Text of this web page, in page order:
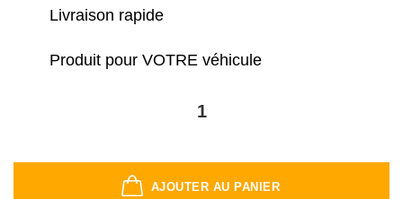
Livraison rapide
Produit pour VOTRE véhicule
AJOUTER AU PANIER